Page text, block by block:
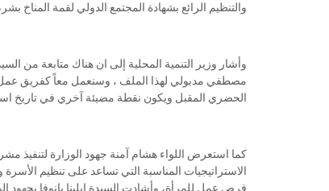
والتنظيم الرائع بشهادة المجتمع الدولي لقمة المناخ
وأشار وزير التنمية المحلية إلى ان هناك متابعة من
مصطفي مدبولي لهذا الملف ، وسنعمل معاً كفريق عمل
الحضري المقبل ويكون نقطة مضيئة آخري في تاريخ
كما استعرض اللواء هشام آمنة جهود الوزارة لتنفيذ
الاستراتيجيات المناسبة التي تساعد على تنظيم
فرص عمل للمرأة، وأشادت السيدة إيلينا بانوفا